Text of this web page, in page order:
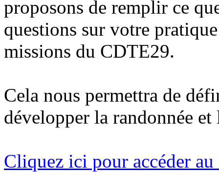
proposons de remplir ce
questions sur votre
missions du CDTE29.
Cela nous permettra de
développer la randonnée
Cliquez ici pour accéder